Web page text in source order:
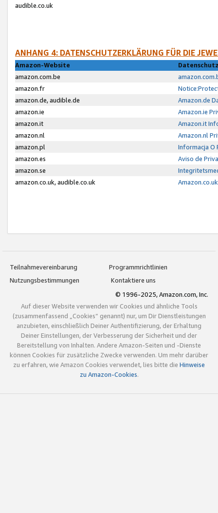
audible.co.uk
ANHANG 4: DATENSCHUTZERKLÄRUNG FÜR DIE
Amazon-Website
amazon.com.be
amazon.fr
amazon.de, audible.de
Amazon.de
amazon.ie
Amazon.ie
amazon.it
Amazon.it
amazon.nl
Amazon.nl
amazon.pl
Informacja O
amazon.es
Aviso de
amazon.se
amazon.co.uk, audible.co.uk
Teilnahmevereinbarung
Programmrichtlinien
Nutzungsbestimmungen
Kontaktiere uns
© 1996-2025, Amazon.com, Inc.
Auf dieser Website verwenden wir Cookies und ähnliche Tools
(zusammenfassend „Cookies“ genannt) nur, um Dir Dienstleistungen
anzubieten, einschließlich Deiner Authentifizierung, der Erhaltung
Deiner Einstellungen, der Verbesserung der Sicherheit und der
Bereitstellung von Inhalten. Andere Amazon-Seiten und -Dienste
können Cookies für zusätzliche Zwecke verwenden. Um mehr darüber
zu erfahren, wie Amazon Cookies verwendet, lies bitte die Hinweise
zu Amazon-Cookies.